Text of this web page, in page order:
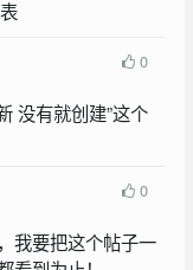
0
没有就创建”这个
0
我要把这个帖子一